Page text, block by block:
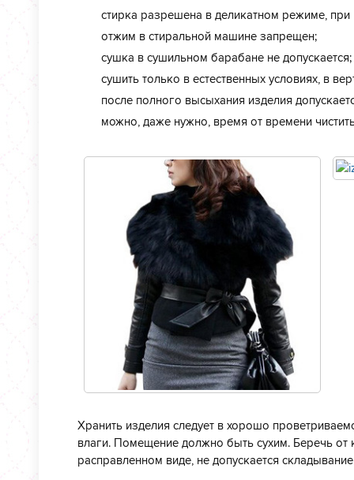
стирка разрешена в деликатном режиме,
отжим в стиральной машине запрещен;
сушка в сушильном барабане не допускается;
сушить только в естественных условиях, в
после полного высыхания изделия
можно, даже нужно, время от времени
Хранить изделия следует в хорошо
влаги. Помещение должно быть сухим. Беречь от
расправленном виде, не допускается